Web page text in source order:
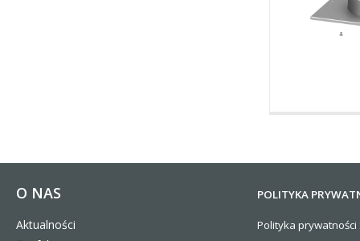
O NAS
Aktualności
POLITYKA
Polityka prywatności